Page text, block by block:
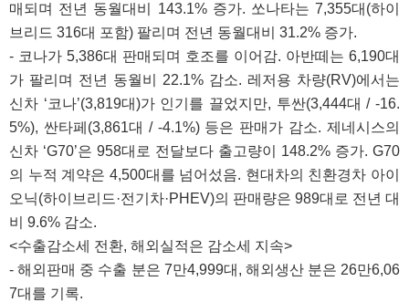
매되며 전년 동월대비 143.1% 증가. 쏘나타는 7,355대(하이
브리드 316대 포함) 팔리며 전년 동월대비 31.2% 증가.
- 코나가 5,386대 판매되며 호조를 이어감. 아반떼는 6,190대
가 팔리며 전년 동월비 22.1% 감소. 레저용 차량(RV)에서는
신차 ‘코나’(3,819대)가 인기를 끌었지만, 투싼(3,444대 / -16.
5%), 싼타페(3,861대 / -4.1%) 등은 판매가 감소. 제네시스의
신차 ‘G70’은 958대로 전달보다 출고량이 148.2% 증가. G70
의 누적 계약은 4,500대를 넘어섰음. 현대차의 친환경차 아이
오닉(하이브리드·전기차·PHEV)의 판매량은 989대로 전년 대
비 9.6% 감소.
<수출감소세 전환, 해외실적은 감소세 지속>
- 해외판매 중 수출 분은 7만4,999대, 해외생산 분은 26만6,06
7대를 기록.